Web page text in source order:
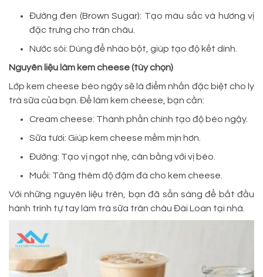
Đường đen (Brown Sugar): Tạo màu sắc và hương vị
đặc trưng cho trân châu.
Nước sôi: Dùng để nhào bột, giúp tạo độ kết dính.
Nguyên liệu làm kem cheese (tùy chọn)
Lớp kem cheese béo ngậy sẽ là điểm nhấn đặc biệt cho ly
trà sữa của bạn. Để làm kem cheese, bạn cần:
Cream cheese: Thành phần chính tạo độ béo ngậy.
Sữa tươi: Giúp kem cheese mềm mịn hơn.
Đường: Tạo vị ngọt nhẹ, cân bằng với vị béo.
Muối: Tăng thêm độ đậm đà cho kem cheese.
Với những nguyên liệu trên, bạn đã sẵn sàng để bắt đầu
hành trình tự tay làm trà sữa trân châu Đài Loan tại nhà.